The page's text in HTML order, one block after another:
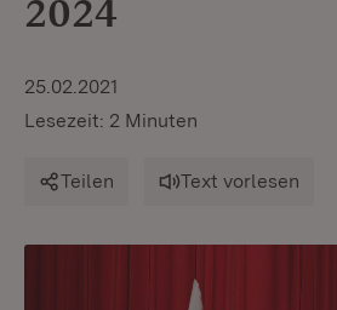
2024
25.02.2021
Lesezeit: 2 Minuten
Teilen Text vorlesen